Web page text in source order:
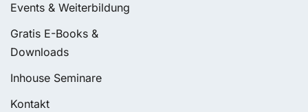
Events & Weiterbildung
Gratis E-Books &
Downloads
Inhouse Seminare
Kontakt